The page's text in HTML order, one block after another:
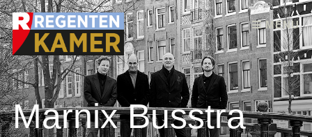
MENU
Skip to content
Marnix Busstra